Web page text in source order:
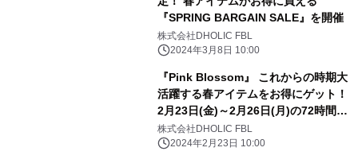
『SPRING BARGAIN SALE』を開催
株式会社DHOLIC FBL
2024年3月8日 10:00
『Pink Blossom』 これからの時期大
活躍する春アイテムをお得にゲット！
2月23日(金)～2月26日(月)の72時間限
定 DHOLICにて大型セールを開催！
株式会社DHOLIC FBL
2024年2月23日 10:00